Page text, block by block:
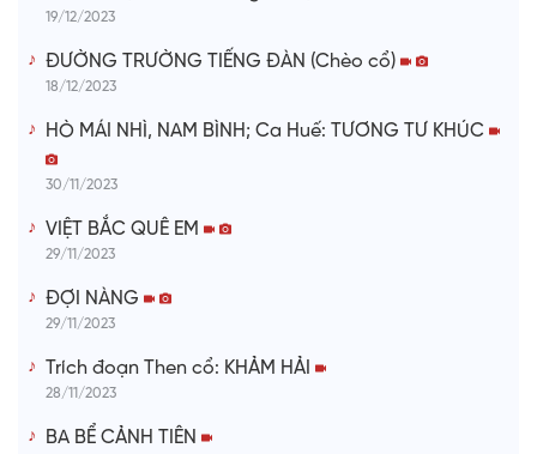
19/12/2023
ĐƯỜNG TRƯỜNG TIẾNG ĐÀN (Chèo cổ)
18/12/2023
HÒ MÁI NHÌ, NAM BÌNH; Ca Huế: TƯƠNG TƯ KHÚC
30/11/2023
VIỆT BẮC QUÊ EM
29/11/2023
ĐỢI NÀNG
29/11/2023
Trích đoạn Then cổ: KHẢM HẢI
28/11/2023
BA BỂ CẢNH TIÊN